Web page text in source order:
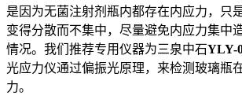
是因为无菌注射剂瓶内都存在内应力，只
变得分散而不集中，尽量避免内应力集中
情况。我们推荐专用仪器为三泉中石YLY-
光应力仪通过偏振光原理，来检测玻璃瓶
力。